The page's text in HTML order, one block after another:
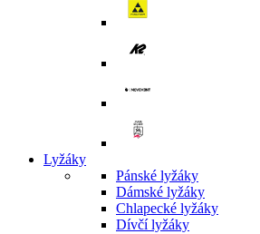
Lyžáky
Pánské lyžáky
Dámské lyžáky
Chlapecké lyžáky
Dívčí lyžáky